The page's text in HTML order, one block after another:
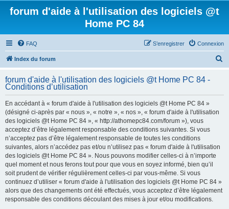
forum d'aide à l'utilisation des logiciels @t
Home PC 84
FAQ Connexion
S’enregistrer
Index du forum
h
forum d'aide à l'utilisation des logiciels @t Home PC 84 -
Conditions d’utilisation
En accédant à « forum d'aide à l'utilisation des logiciels @t Home PC 84 »
(désigné ci-après par « nous », « notre », « nos », « forum d'aide à l'utilisation
des logiciels @t Home PC 84 », « http://athomepc84.com/forum »), vous
acceptez d’être légalement responsable des conditions suivantes. Si vous
n’acceptez pas d’être légalement responsable de toutes les conditions
suivantes, alors n’accédez pas et/ou n’utilisez pas « forum d'aide à l'utilisation
des logiciels @t Home PC 84 ». Nous pouvons modifier celles-ci à n’importe
quel moment et nous ferons tout pour que vous en soyez informé, bien qu’il
soit prudent de vérifier régulièrement celles-ci par vous-même. Si vous
continuez d’utiliser « forum d'aide à l'utilisation des logiciels @t Home PC 84 »
alors que des changements ont été effectués, vous acceptez d’être légalement
responsable des conditions découlant des mises à jour et/ou modifications.